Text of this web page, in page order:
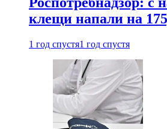
клещи напали на
1 год спустя1 год спустя